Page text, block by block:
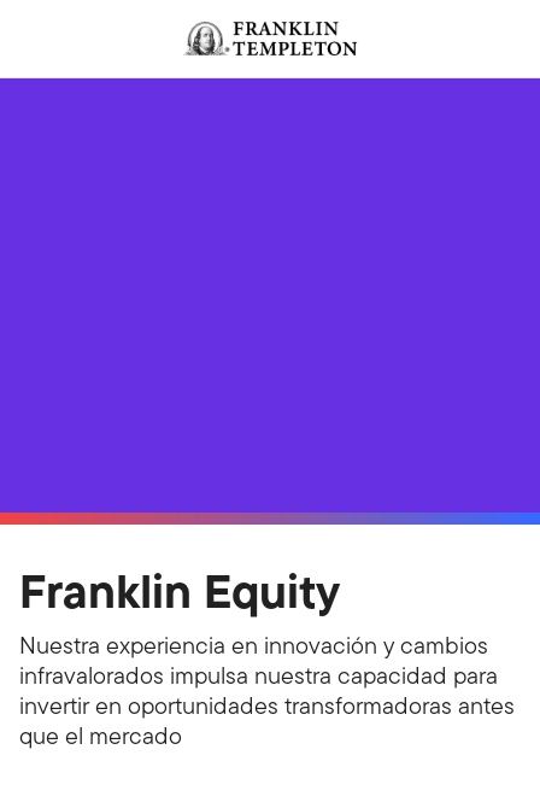
Franklin Equity
Nuestra experiencia en innovación y cambios
infravalorados impulsa nuestra capacidad para
invertir en oportunidades transformadoras antes
que el mercado